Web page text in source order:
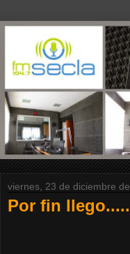
viernes, 23 de diciembre
Por fin